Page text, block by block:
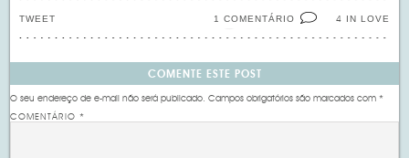
4 IN LOVE
1 COMENTÁRIO
TWEET
COMENTE ESTE POST
O seu endereço de e-mail não será publicado. Campos obrigatórios são marcados com*
COMENTÁRIO*